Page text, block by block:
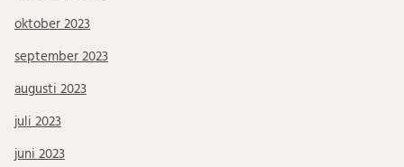
oktober 2023
september 2023
augusti 2023
juli 2023
juni 2023